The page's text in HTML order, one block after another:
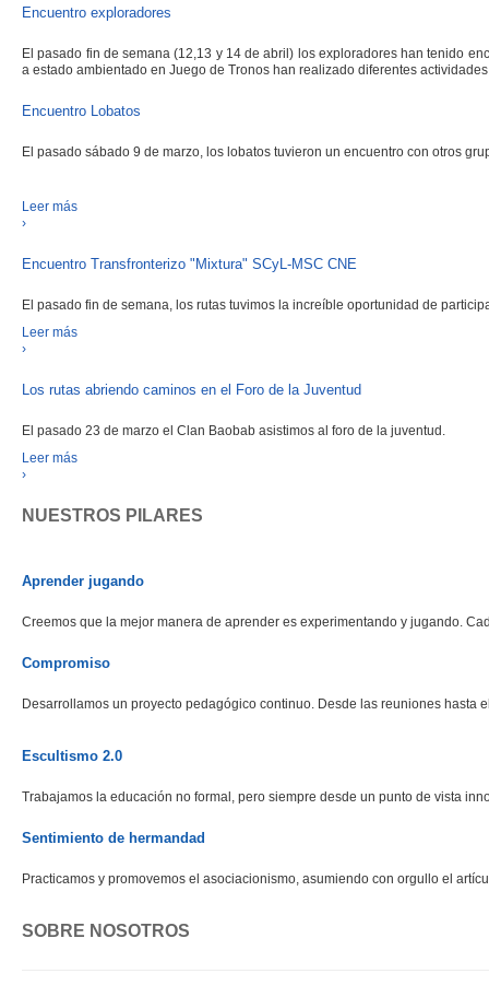
Encuentro exploradores
El pasado fin de semana (12,13 y 14 de abril) los exploradores han tenido
a estado ambientado en Juego de Tronos han realizado diferentes
Encuentro Lobatos
El pasado sábado 9 de marzo, los lobatos tuvieron un encuentro con otros
Leer más
›
Encuentro Transfronterizo "Mixtura" SCyL-MSC CNE
El pasado fin de semana, los rutas tuvimos la increíble oportunidad de
Leer más
›
Los rutas abriendo caminos en el Foro de la Juventud
El pasado 23 de marzo el Clan Baobab asistimos al foro de la juventud.
Leer más
›
NUESTROS PILARES
Aprender jugando
Creemos que la mejor manera de aprender es experimentando y jugando.
Compromiso
Desarrollamos un proyecto pedagógico continuo. Desde las reuniones
Escultismo 2.0
Trabajamos la educación no formal, pero siempre desde un punto de vista
Sentimiento de hermandad
Practicamos y promovemos el asociacionismo, asumiendo con orgullo el
SOBRE NOSOTROS